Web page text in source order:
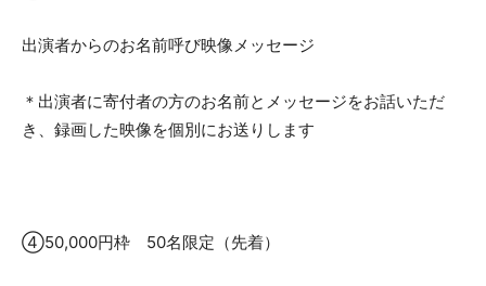
出演者からのお名前呼び映像メッセージ
＊出演者に寄付者の方のお名前とメッセージをお話いただ
き、録画した映像を個別にお送りします
④50,000円枠 50名限定（先着）